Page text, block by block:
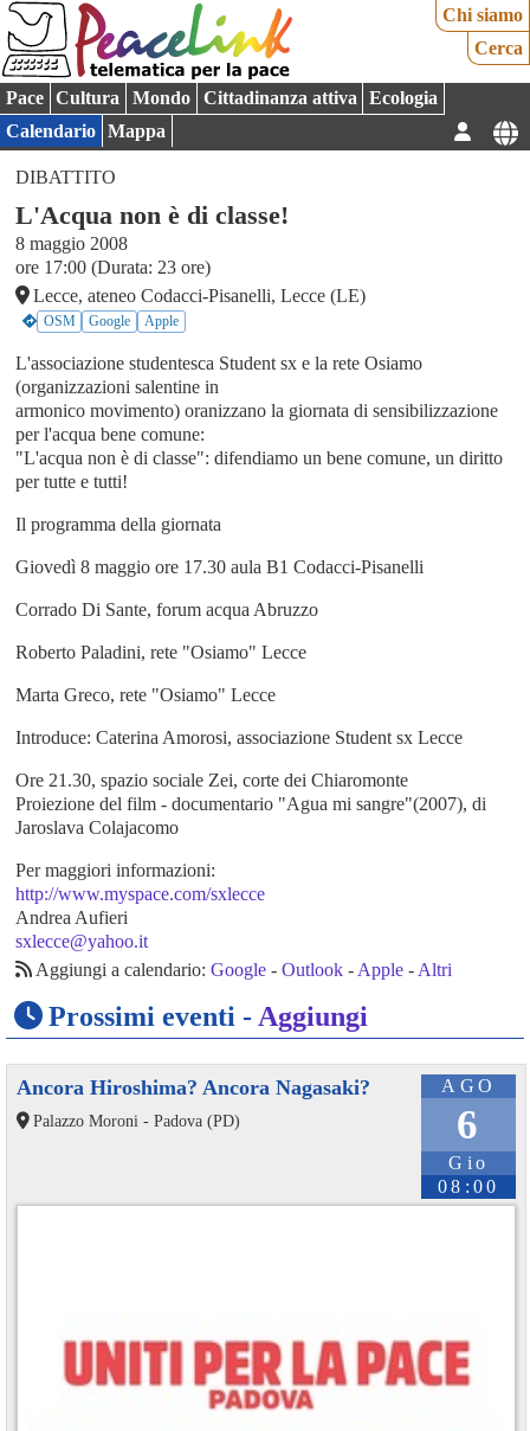
Chi siamo
Cerca
Pace Cultura Mondo Cittadinanza attiva
Ecologia
Calendario
Mappa
DIBATTITO
L'Acqua non è di classe!
8 maggio 2008
ore 17:00 (Durata: 23 ore)
Lecce, ateneo Codacci-Pisanelli, Lecce (LE)
OSM Google Apple
L'associazione studentesca Student sx e la rete Osiamo
(organizzazioni salentine in
armonico movimento) oranizzano la giornata di sensibilizzazione
per l'acqua bene comune:
"L'acqua non è di classe": difendiamo un bene comune, un diritto
per tutte e tutti!
Il programma della giornata
Giovedì 8 maggio ore 17.30 aula B1 Codacci-Pisanelli
Corrado Di Sante, forum acqua Abruzzo
Roberto Paladini, rete "Osiamo" Lecce
Marta Greco, rete "Osiamo" Lecce
Introduce: Caterina Amorosi, associazione Student sx Lecce
Ore 21.30, spazio sociale Zei, corte dei Chiaromonte
Proiezione del film - documentario "Agua mi sangre"(2007), di
Jaroslava Colajacomo
Per maggiori informazioni:
http://www.myspace.com/sxlecce
Andrea Aufieri
sxlecce@yahoo.it
Aggiungi a calendario: Google- Outlook- Apple- Altri
Prossimi eventi - Aggiungi
AGO
6
Gio
08:00
Ancora Hiroshima? Ancora Nagasaki?
Palazzo Moroni - Padova (PD)